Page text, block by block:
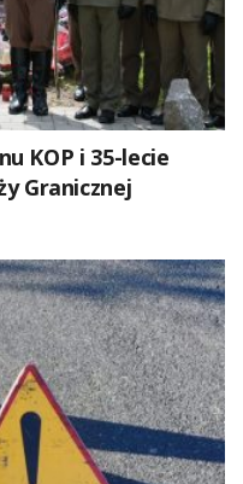
KOP i 35-lecie
Granicznej